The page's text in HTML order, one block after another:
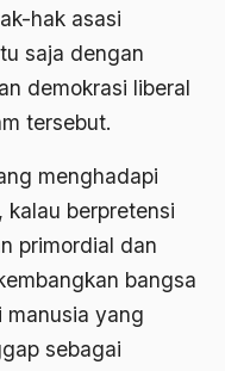
hak asasi
saja dengan
demokrasi liberal
tersebut.
menghadapi
berpretensi
primordial dan
bangsa
manusia yang
sebagai